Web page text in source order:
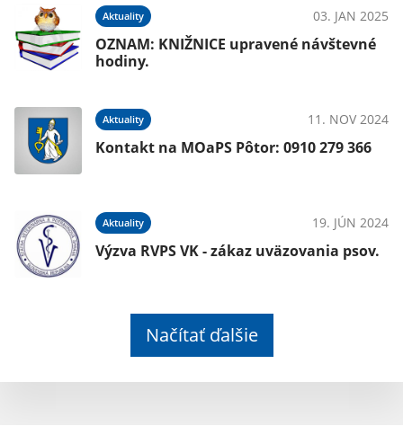
Aktuality 03. JAN 2025
OZNAM: KNIŽNICE upravené návštevné
hodiny.
Aktuality 11. NOV 2024
Kontakt na MOaPS Pôtor: 0910 279 366
Aktuality 19. JÚN 2024
Výzva RVPS VK - zákaz uväzovania psov.
Načítať ďalšie